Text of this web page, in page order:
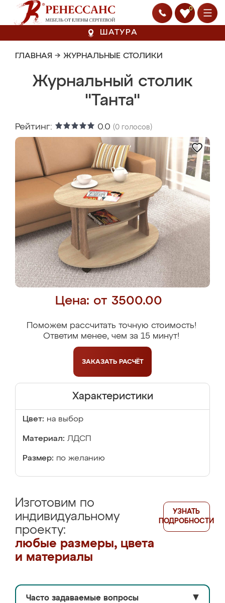
0
ШАТУРА
ГЛАВНАЯ → ЖУРНАЛЬНЫЕ СТОЛИКИ
Журнальный столик
"Танта"
Рейтинг: 0.0 (0 голосов)
Цена: от 3500.00
Поможем рассчитать точную стоимость!
Ответим менее, чем за 15 минут!
ЗАКАЗАТЬ РАСЧЁТ
Характеристики
Цвет: на выбор
Материал: ЛДСП
Размер: по желанию
Изготовим по
индивидуальному
проекту:
любые размеры, цвета
и материалы
УЗНАТЬ
ПОДРОБНОСТИ
Часто задаваемые вопросы ▼